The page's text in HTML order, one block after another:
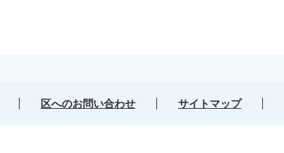
区へのお問い合わせ サイトマップ